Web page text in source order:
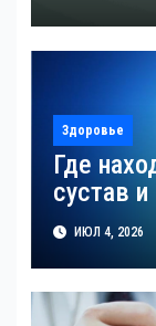
Здоровье
Где
сустав
ИЮЛ 4, 2026